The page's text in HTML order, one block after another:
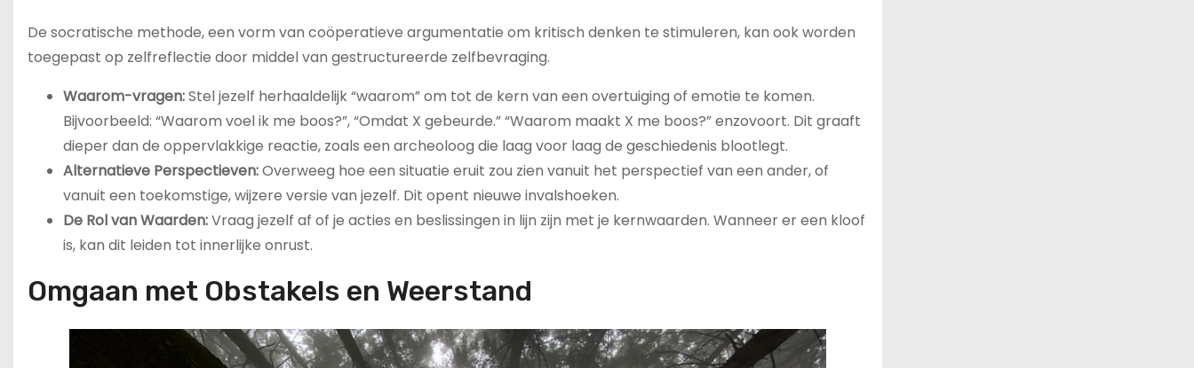
De socratische methode, een vorm van coöperatieve argumentatie om kritisch denken te stimuleren, kan ook worden
toegepast op zelfreflectie door middel van gestructureerde zelfbevraging.
Waarom-vragen:Stel jezelf herhaaldelijk “waarom” om tot de kern van een overtuiging of emotie te komen.
Bijvoorbeeld: “Waarom voel ik me boos?”, “Omdat X gebeurde.” “Waarom maakt X me boos?” enzovoort. Dit graaft
dieper dan de oppervlakkige reactie, zoals een archeoloog die laag voor laag de geschiedenis blootlegt.
Alternatieve Perspectieven:Overweeg hoe een situatie eruit zou zien vanuit het perspectief van een ander, of
vanuit een toekomstige, wijzere versie van jezelf. Dit opent nieuwe invalshoeken.
De Rol van Waarden:Vraag jezelf af of je acties en beslissingen in lijn zijn met je kernwaarden. Wanneer er een kloof
is, kan dit leiden tot innerlijke onrust.
Omgaan met Obstakels en Weerstand